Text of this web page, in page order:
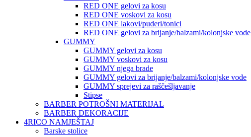
RED ONE gelovi za kosu
RED ONE voskovi za kosu
RED ONE lakovi/puderi/tonici
RED ONE gelovi za brijanje/balzami/kolonjske vode
GUMMY
GUMMY gelovi za kosu
GUMMY voskovi za kosu
GUMMY njega brade
GUMMY gelovi za brijanje/balzami/kolonjske vode
GUMMY sprejevi za raščešljavanje
Stipse
BARBER POTROŠNI MATERIJAL
BARBER DEKORACIJE
4RICO NAMJEŠTAJ
Barske stolice